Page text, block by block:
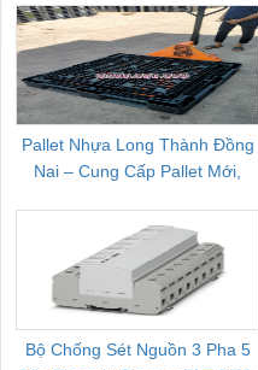
Pallet Nhựa Long Thành Đồng
Nai – Cung Cấp Pallet Mới,
Bộ Chống Sét Nguồn 3 Pha 5